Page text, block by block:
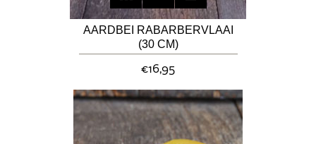
AARDBEI RABARBERVLAAI
(30 CM)
€16,95